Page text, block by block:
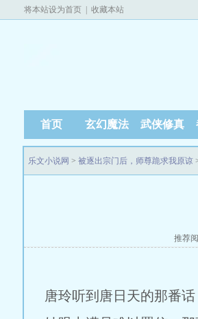
将本站设为首页 收藏本站
首页 玄幻魔法 武侠修真
乐文小说网 > 被逐出宗门后，师尊跪求我原谅
推荐
唐玲听到唐日天的那番话